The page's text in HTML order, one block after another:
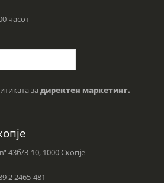
часот
за директен маркетинг.
43б/3-10, 1000 Скопје
2 2465-481